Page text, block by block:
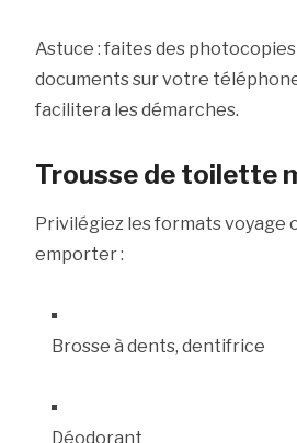
Astuce : faites des
documents sur votre
facilitera les démarches.
Trousse de toilette
Privilégiez les formats voyage
emporter :
Brosse à dents, dentifrice
Déodorant